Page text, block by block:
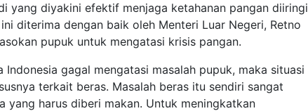
yang diyakini efektif menjaga ketahanan pangan diiringi
diterima dengan baik oleh Menteri Luar Negeri, Retno
pupuk untuk mengatasi krisis pangan.
gagal mengatasi masalah pupuk, maka situasi
terkait beras. Masalah beras itu sendiri sangat
yang harus diberi makan. Untuk meningkatkan